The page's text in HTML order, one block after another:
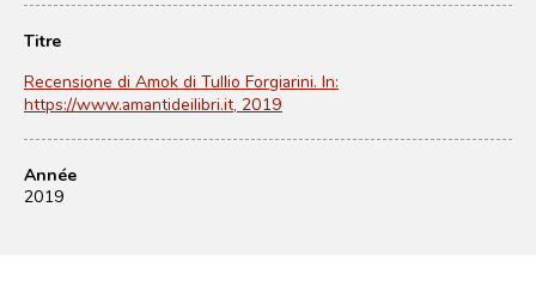
Titre
Recensione di Amok di Tullio Forgiarini. In:
https://www.amantideilibri.it, 2019
Année
2019